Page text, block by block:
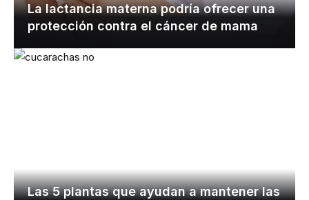
La lactancia materna podría ofrecer una
protección contra el cáncer de mama
Las 5 plantas que ayudan a mantener las